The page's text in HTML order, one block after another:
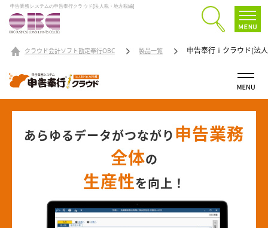
申告業務システムの申告奉行クラウド[法人税・地方税編]
クラウド会計ソフト勘定奉行OBC 製品一覧 申告奉行ｉクラウド[法
あらゆるデータがつながり 申告業務
全体の
生産性を向上！